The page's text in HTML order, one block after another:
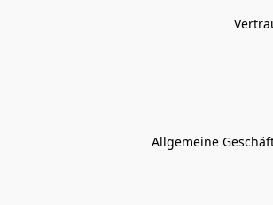
Allgemeine